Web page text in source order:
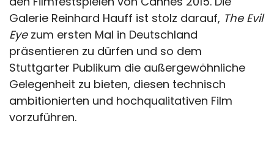
Galerie Reinhard Hauff ist stolz darauf, The Evil
Eyezum ersten Mal in Deutschland
präsentieren zu dürfen und so dem
Stuttgarter Publikum die außergewöhnliche
Gelegenheit zu bieten, diesen technisch
ambitionierten und hochqualitativen Film
vorzuführen.